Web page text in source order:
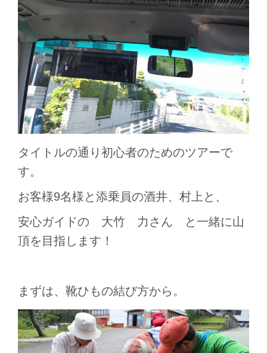
タイトルの通り初心者のためのツアーで
す。
お客様9名様と添乗員の酒井、村上と、
安心ガイドの 大竹 力さん と一緒に山
頂を目指します！
まずは、靴ひもの結び方から。